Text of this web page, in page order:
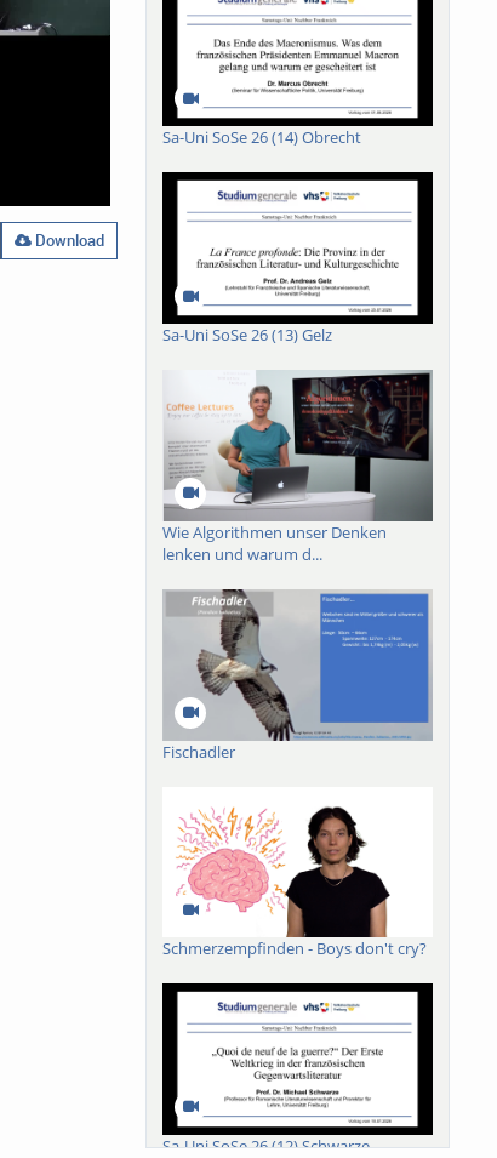
Download
Sa-Uni SoSe 26 (14) Obrecht
Sa-Uni SoSe 26 (13) Gelz
Wie Algorithmen unser Denken
lenken und warum d...
Fischadler
Schmerzempfinden - Boys don't cry?
Sa-Uni SoSe 26 (12) Schwarze